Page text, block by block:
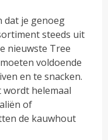
dat je genoeg
steeds uit
nieuwste Tree
voldoende
en te snacken.
helemaal
of
de kauwhout